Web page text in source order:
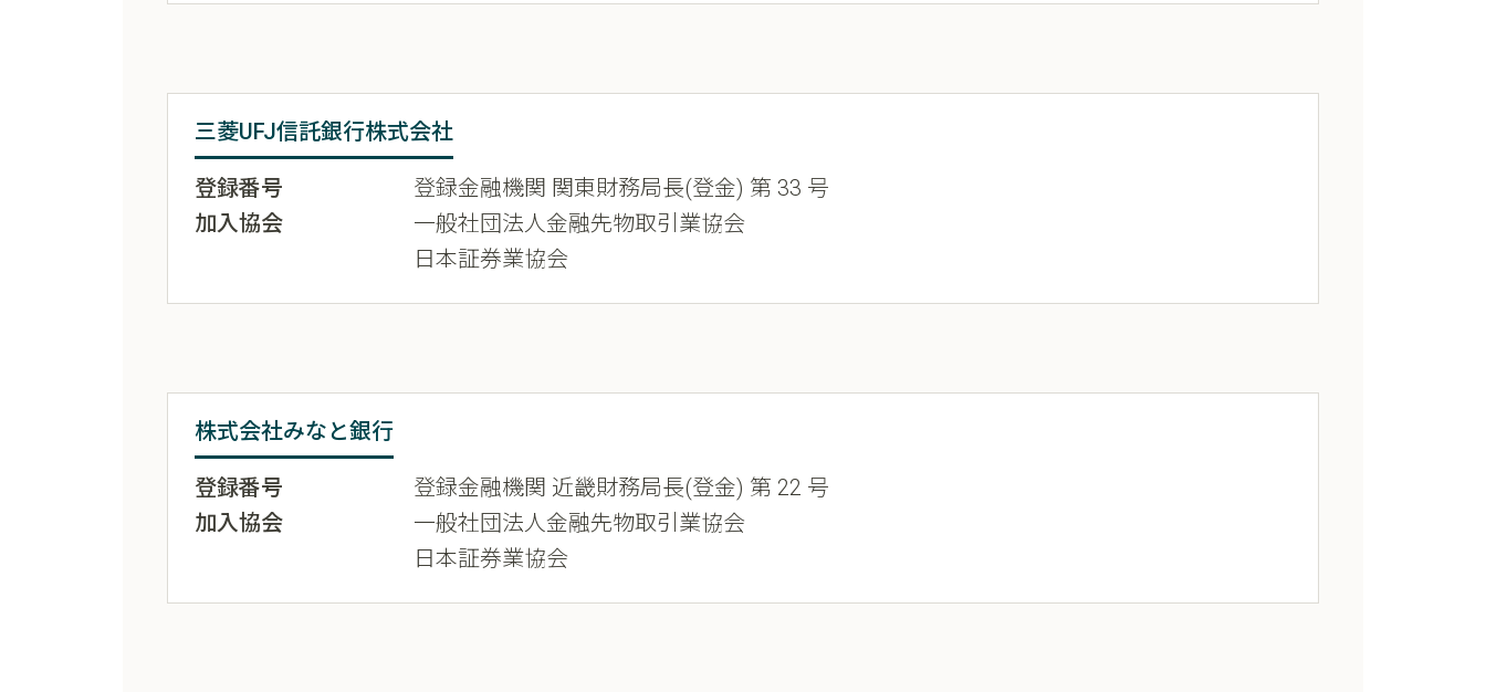
三菱UFJ信託銀行株式会社
登録番号
登録金融機関 関東財務局長(登金) 第 33 号
加入協会
一般社団法人金融先物取引業協会
日本証券業協会
株式会社みなと銀行
登録番号
登録金融機関 近畿財務局長(登金) 第 22 号
加入協会
一般社団法人金融先物取引業協会
日本証券業協会